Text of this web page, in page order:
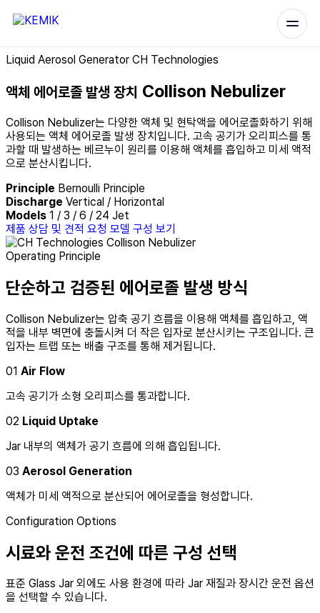
Liquid Aerosol Generator CH Technologies
액체 에어로졸 발생 장치 Collison Nebulizer
Collison Nebulizer는 다양한 액체 및 현탁액을 에어로졸화하기 위해
사용되는 액체 에어로졸 발생 장치입니다. 고속 공기가 오리피스를 통
과할 때 발생하는 베르누이 원리를 이용해 액체를 흡입하고 미세 액적
으로 분산시킵니다.
Principle Bernoulli Principle
Discharge Vertical / Horizontal
Models 1 / 3 / 6 / 24 Jet
제품 상담 및 견적 요청 모델 구성 보기
Operating Principle
단순하고 검증된 에어로졸 발생 방식
Collison Nebulizer는 압축 공기 흐름을 이용해 액체를 흡입하고, 액
적을 내부 벽면에 충돌시켜 더 작은 입자로 분산시키는 구조입니다. 큰
입자는 트랩 또는 배출 구조를 통해 제거됩니다.
01 Air Flow
고속 공기가 소형 오리피스를 통과합니다.
02 Liquid Uptake
Jar 내부의 액체가 공기 흐름에 의해 흡입됩니다.
03 Aerosol Generation
액체가 미세 액적으로 분산되어 에어로졸을 형성합니다.
Configuration Options
시료와 운전 조건에 따른 구성 선택
표준 Glass Jar 외에도 사용 환경에 따라 Jar 재질과 장시간 운전 옵션
을 선택할 수 있습니다.